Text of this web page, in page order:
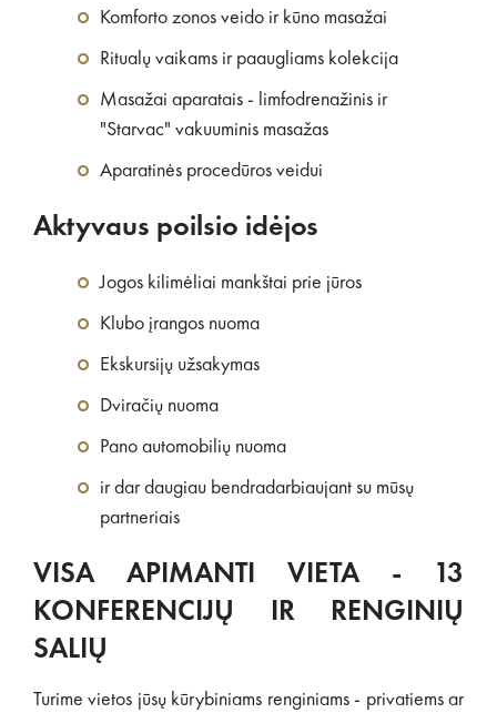
Komforto zonos veido ir kūno masažai
Ritualų vaikams ir paaugliams kolekcija
Masažai aparatais - limfodrenažinis ir
"Starvac" vakuuminis masažas
Aparatinės procedūros veidui
Aktyvaus poilsio idėjos
Jogos kilimėliai mankštai prie jūros
Klubo įrangos nuoma
Ekskursijų užsakymas
Dviračių nuoma
Pano automobilių nuoma
ir dar daugiau bendradarbiaujant su mūsų
partneriais
VISA APIMANTI VIETA - 13
KONFERENCIJŲ IR RENGINIŲ
SALIŲ
Turime vietos jūsų kūrybiniams renginiams - privatiems ar